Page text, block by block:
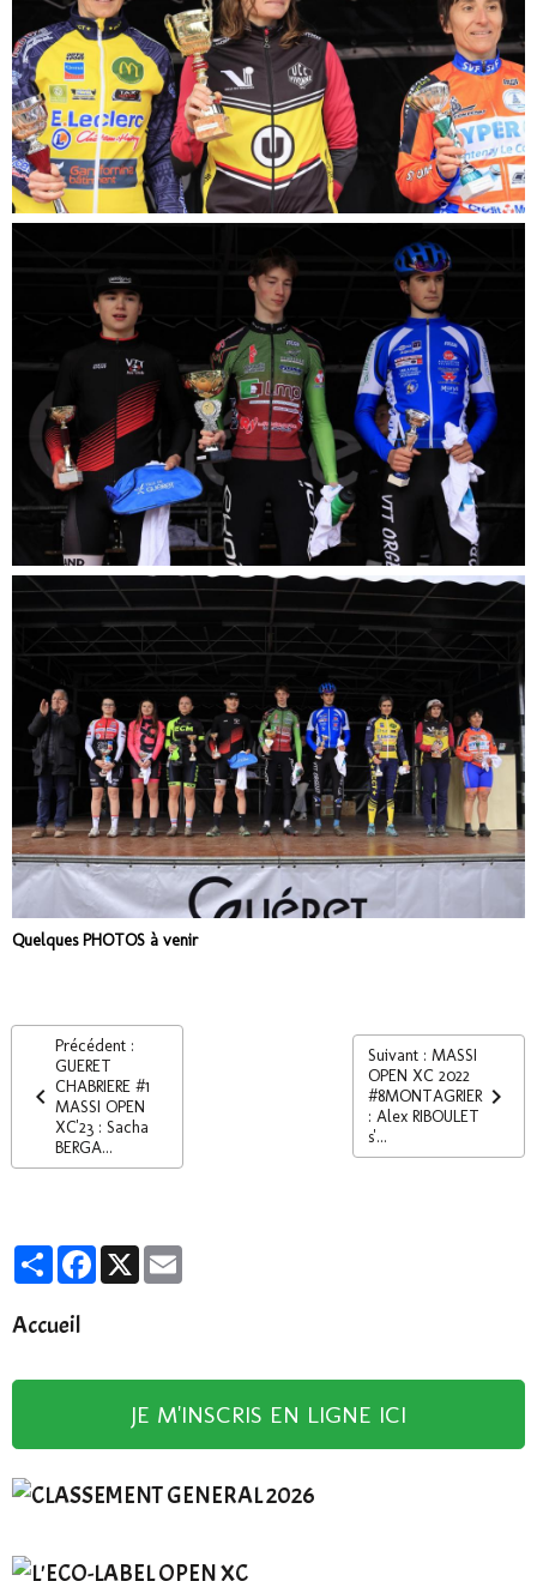
Quelques PHOTOS à venir
Précédent :
GUERET
CHABRIERE #1
MASSI OPEN
XC'23 : Sacha
BERGA...
Suivant : MASSI
OPEN XC 2022
#8MONTAGRIER
: Alex RIBOULET
s'...
PartagerFacebook
X
Accueil
JE M'INSCRIS EN LIGNE ICI